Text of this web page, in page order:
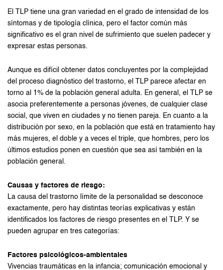
El TLP tiene una gran variedad en el grado de intensidad de los
síntomas y de tipología clínica, pero el factor común más
significativo es el gran nivel de sufrimiento que suelen padecer y
expresar estas personas.
Aunque es difícil obtener datos concluyentes por la complejidad
del proceso diagnóstico del trastorno, el TLP parece afectar en
torno al 1% de la población general adulta. En general, el TLP se
asocia preferentemente a personas jóvenes, de cualquier clase
social, que viven en ciudades y no tienen pareja. En cuanto a la
distribución por sexo, en la población que está en tratamiento hay
más mujeres, el doble y a veces el triple, que hombres, pero los
últimos estudios ponen en cuestión que sea así también en la
población general.
Causas y factores de riesgo:
La causa del trastorno límite de la personalidad se desconoce
exactamente, pero hay distintas teorías explicativas y están
identificados los factores de riesgo presentes en el TLP. Y se
pueden agrupar en tres categorías:
Factores psicológicos-ambientales
Vivencias traumáticas en la infancia; comunicación emocional y